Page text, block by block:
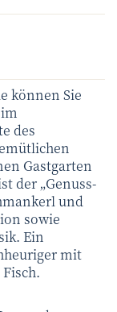
können Sie
des
Gastgarten
der „Genuss-
und
sowie
Ein
mit